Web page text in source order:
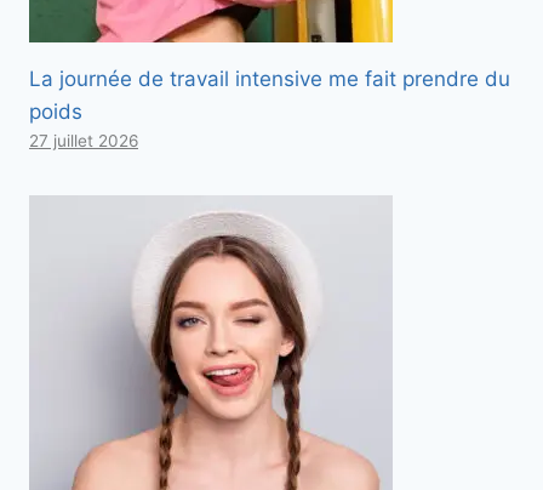
La journée de travail intensive me fait prendre du
poids
27 juillet 2026